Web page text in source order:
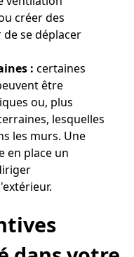
créer des
se déplacer
: certaines
être
ou, plus
lesquelles
les murs. Une
en place un